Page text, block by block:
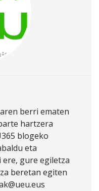
berri ematen
hartzera
blogeko
eta
gure egiletza
beretan egiten